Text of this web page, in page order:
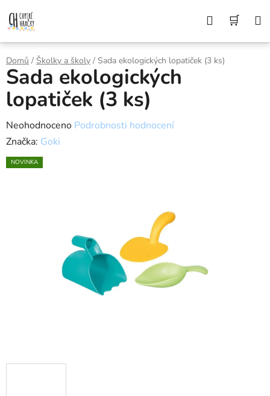
na
obsah
Z DŮVODU DOVOLENÉ BUDEME VAŠE
OBJEDNÁVKY ODESÍLAT AŽ 10. 8. DĚKUJEME
ZA POCHOPENÍ A PŘEJEME KRÁSNÉ LÉTO🌞
Hledat
Domů / Školky a školy / Sada ekologických lopatiček (3 ks)
Sada ekologických
lopatiček (3 ks)
Průměrné
hodnocení
produktu
Neohodnoceno Podrobnosti hodnocení
Značka: Goki
NOVINKA